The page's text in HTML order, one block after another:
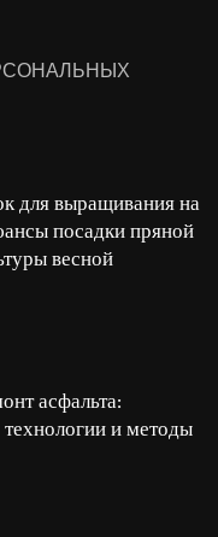
для выращивания на
посадки пряной
весной
асфальта:
и методы